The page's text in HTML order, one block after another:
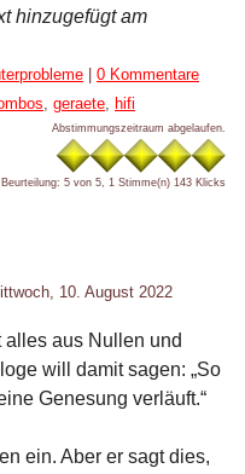
hinzugefügt am
0 Kommentare
, geraete, hifi
Abstimmungszeitraum abgelaufen.
5 von 5, 1 Stimme(n) 143 Klicks
10. August 2022
alles aus Nullen und
will damit sagen: „So
Genesung verläuft.“
ein. Aber er sagt dies,